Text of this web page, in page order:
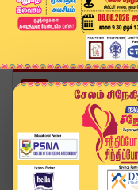
Home
இந்தியா
உள்நாட்டுத்